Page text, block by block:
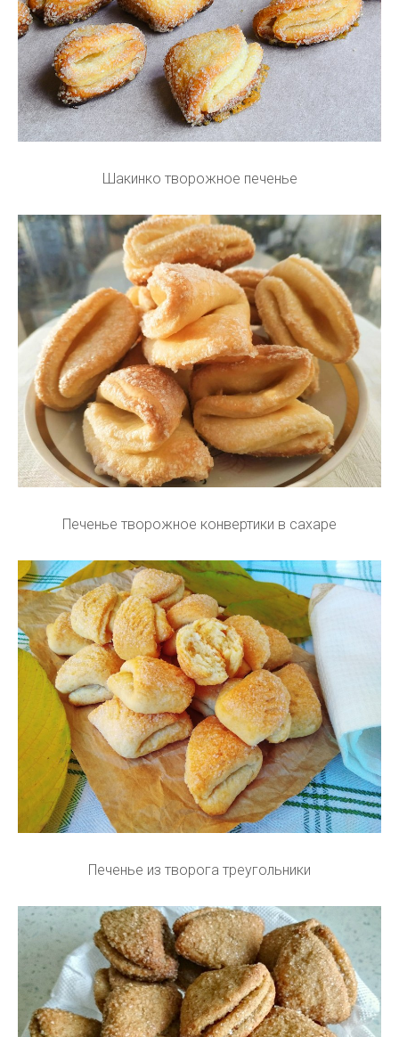
Шакинко творожное печенье
Печенье творожное конвертики в сахаре
Печенье из творога треугольники